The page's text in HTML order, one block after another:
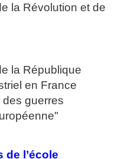
la Révolution et de
la République
en France
guerres
de l’école